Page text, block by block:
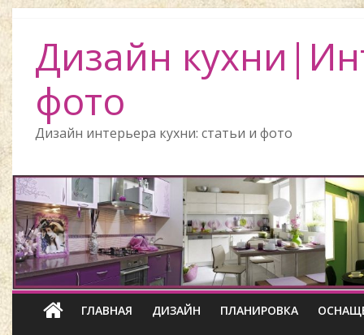
Дизайн
фото
Дизайн интерьера кухни: статьи и фото
ГЛАВНАЯ ДИЗАЙН ПЛАНИРОВКА